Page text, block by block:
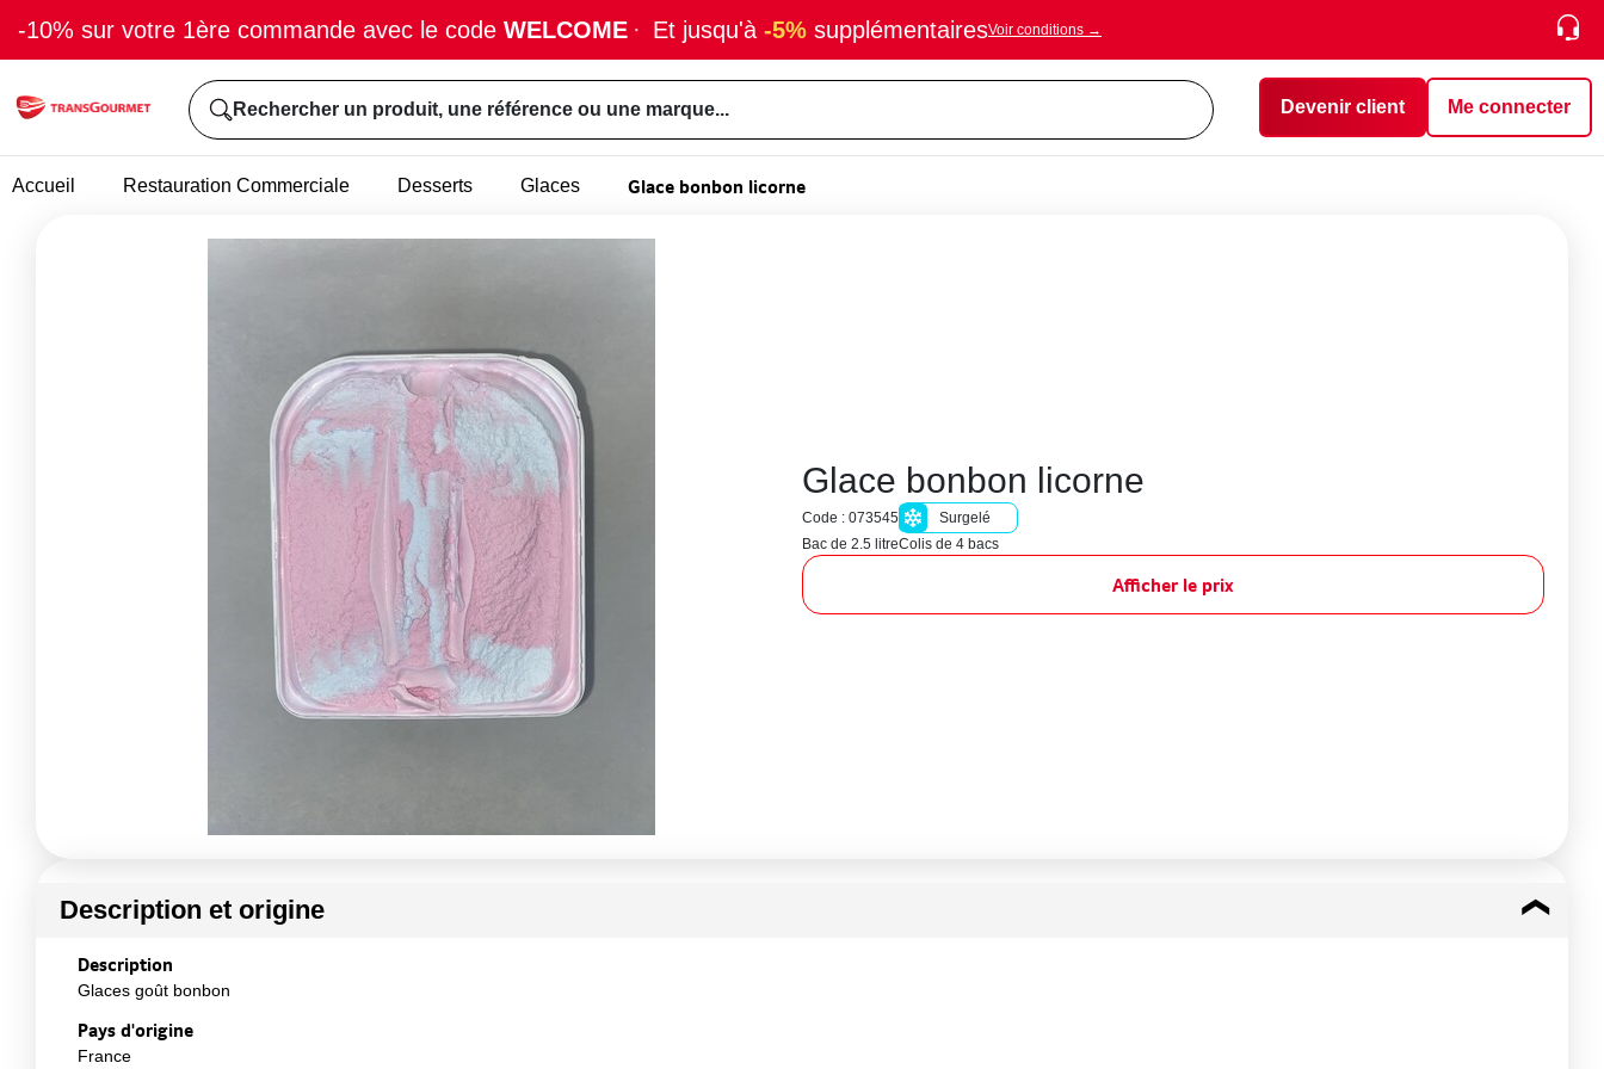
-10% sur votre 1ère commande avec le code WELCOME · Et jusqu'à -5% supplémentairesVoir conditions →
Rechercher un produit, une référence ou une marque... Devenir client Me connecter
Accueil Restauration Commerciale Desserts Glaces Glace bonbon licorne
Glace bonbon licorne
Code : 073545
Surgelé
Bac de 2.5 litreColis de 4 bacs
Afficher le prix
Description et origine
Description
Glaces goût bonbon
Pays d'origine
France